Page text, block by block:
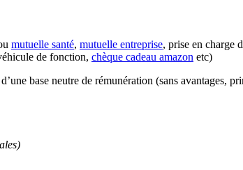
mutuelle santé, mutuelle entreprise, prise en charge
de fonction, chèque cadeau amazon etc)
base neutre de rémunération (sans avantages,